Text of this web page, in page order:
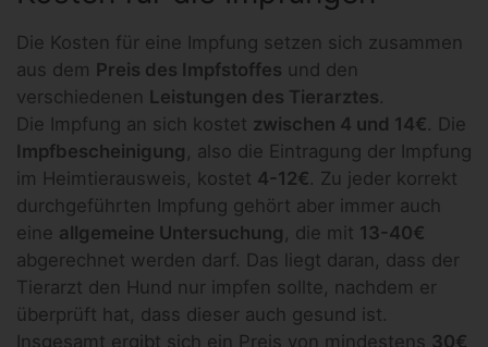
Die Kosten für eine Impfung setzen sich zusammen
aus dem Preis des Impfstoffes und den
verschiedenen Leistungen des Tierarztes.
Die Impfung an sich kostet zwischen 4 und 14€. Die
Impfbescheinigung , also die Eintragung der Impfung
im Heimtierausweis, kostet 4-12€. Zu jeder korrekt
durchgeführten Impfung gehört aber immer auch
eine allgemeine Untersuchung , die mit 13-40€
abgerechnet werden darf. Das liegt daran, dass der
Tierarzt den Hund nur impfen sollte, nachdem er
überprüft hat, dass dieser auch gesund ist.
Insgesamt ergibt sich ein Preis von mindestens 30€